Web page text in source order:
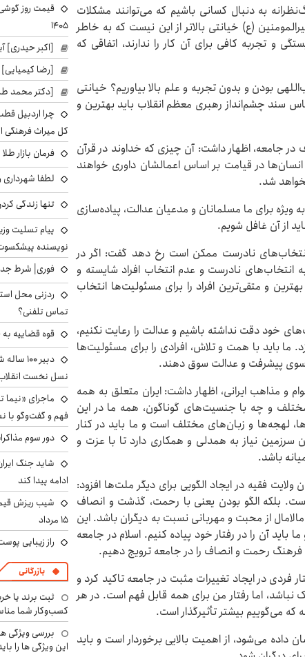
به دنبال کسانی باشیم که می‌توانند مشکلات
(ع) خیانتی بالاتر از این نیست که به خاطر
و تجربه کافی برای آن کار را ندارند، اتفاقی که
بودن و بدون تجربه و علم بالا بیاوریم؟ خیانتی
اساس سند چشم‌انداز رهبری معظم انقلاب باید بهترین و
در جامعه، اظهار داشت: آن چیزی که خداوند در قرآن
در قیامت بر اساس اعمالشان داوری خواهند
شد.
برای ما مسلمانان و مدعیان عدالت، پیاده‌سازی
از آن غافل شویم.
نادرست ممکن است رخ دهد گفت: اگر در
نادرست و عدم انتخاب افراد شایسته و
و متقی‌ترین افراد را برای مسئولیت‌ها انتخاب
خود دقت نداشته باشیم و عدالت را رعایت نکنیم،
ما باید با همت و تلاش، افرادی را برای مسئولیت‌ها
سوی پیشرفت و عدالت سوق دهند.
و مذاهب ایرانی، اظهار داشت: ایران متعلق به همه
و چه با جنسیت‌های گوناگون، همه ما در این
لهجه‌ها و زبان‌های مختلف است و ما باید در کنار
نیاز به همدلی و همکاری دارد تا با عزت و
باشد.
فقیه در ایجاد الگویی برای دیگر ملت‌ها افزود:
بلکه الگو بودن یعنی با رحمت، گذشت و انصاف
از محبت و مهربانی نسبت به دیگران باشد. این
آن را در رفتار خود پیاده کنیم. اسلام در جامعه
فرهنگ رحمت و انصاف را در جامعه ترویج دهیم.
در ایجاد تغییرات مثبت در جامعه تاکید کرد و
اما رفتار من برای همه قابل فهم است. در هر
می‌گوییم بیشتر تأثیرگذار است.
می‌شود، از اهمیت بالایی برخوردار است و باید
۱۴۰۵
[اکبر حیدری]
[رضا کیمیایی]
[دکتر محمد
چرا اردبیل
کل میراث فرهنگی
فرمان بازار
لطفا
تنها زندگی
پیام تسلیت
نویسنده
فوری| شرط
ردزنی محل
تماس تلفنی؟
قوه قضاییه
دبیر
نسل نخست
ماجرای
فهم و گفت‌وگو با
دور سوم
شاید جنگ
ادامه پیدا کند
شیب ریزش
۱۵ مرداد
راز زیبایی
بازرگانی
ثبت برند یا
کسب‌وکار شما
بررسی ویژگی
این ویژگی ها را